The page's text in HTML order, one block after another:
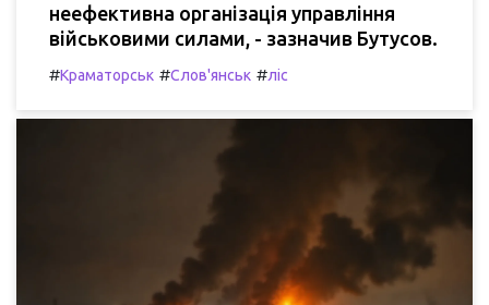
неефективна організація управління
військовими силами, - зазначив Бутусов.
#Краматорськ #Слов'янськ #ліс